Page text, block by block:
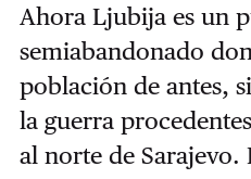
Ahora Ljubija es un
semiabandonado
población de antes,
la guerra
al norte de